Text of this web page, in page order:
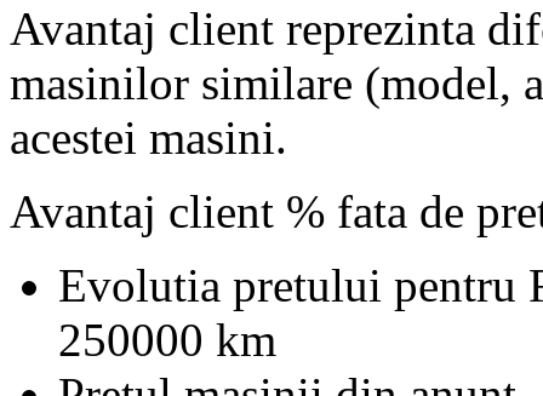
Avantaj client reprezinta
masinilor similare (model,
acestei masini.
Avantaj client % fata de
Evolutia pretului pentru
250000 km